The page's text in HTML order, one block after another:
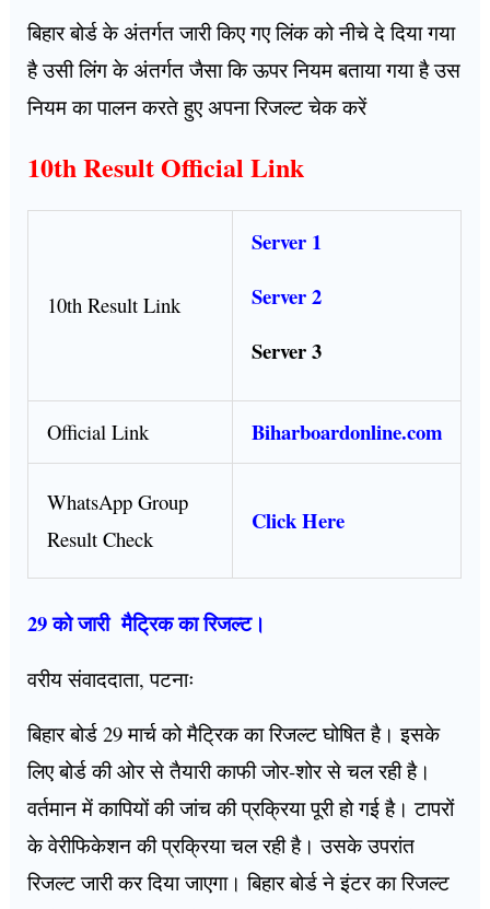
बिहार बोर्ड के अंतर्गत जारी किए गए लिंक को नीचे दे दिया गया
है उसी लिंग के अंतर्गत जैसा कि ऊपर नियम बताया गया है उस
नियम का पालन करते हुए अपना रिजल्ट चेक करें
10th Result Official Link
10th Result Link
Server 1
Server 2
Server 3
Official Link Biharboardonline.com
WhatsApp Group
Result Check
Click Here
29 को जारी मैट्रिक का रिजल्ट।
वरीय संवाददाता, पटनाः
बिहार बोर्ड 29 मार्च को मैट्रिक का रिजल्ट घोषित है। इसके
लिए बोर्ड की ओर से तैयारी काफी जोर-शोर से चल रही है।
वर्तमान में कापियों की जांच की प्रक्रिया पूरी हो गई है। टापरों
के वेरीफिकेशन की प्रक्रिया चल रही है। उसके उपरांत
रिजल्ट जारी कर दिया जाएगा। बिहार बोर्ड ने इंटर का रिजल्ट